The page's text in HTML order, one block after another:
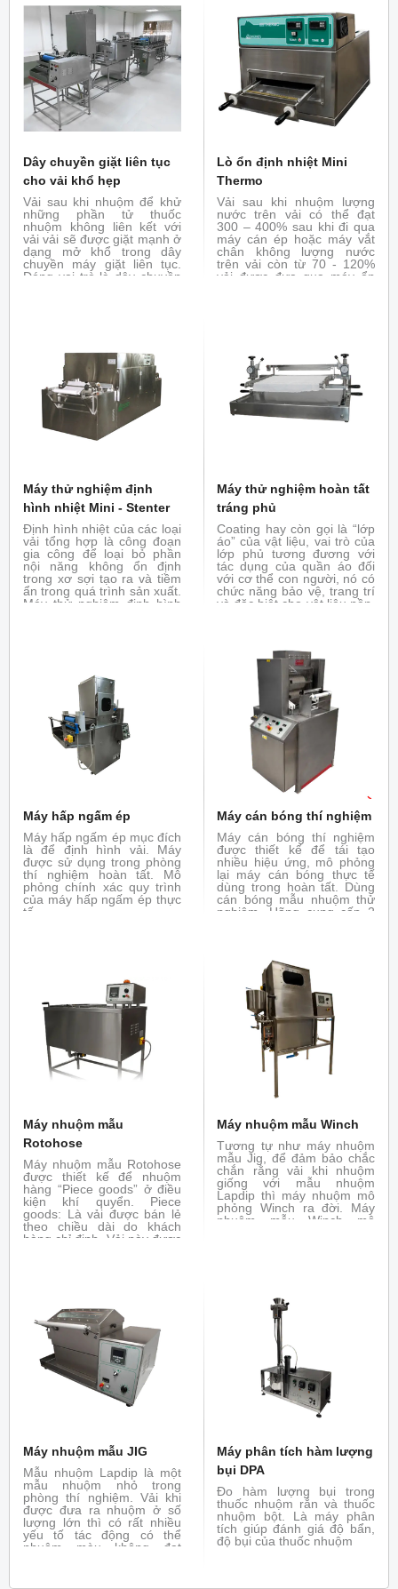
biến đổi tính chất của vải
dưới tác dụng của hóa chất
Dây chuyền giặt liên tục
cho vải khổ hẹp
Vải sau khi nhuộm để khử
những phần tử thuốc
nhuộm không liên kết với
vải vải sẽ được giặt mạnh ở
dạng mở khổ trong dây
chuyền máy giặt liên tục.
Đóng vai trò là dây chuyền
Lò ổn định nhiệt Mini
Thermo
Vải sau khi nhuộm lượng
nước trên vải có thể đạt
300 – 400% sau khi đi qua
máy cán ép hoặc máy vắt
chân không lượng nước
trên vải còn từ 70 - 120%
vải được đưa qua máy ổn
Máy thử nghiệm định
hình nhiệt Mini - Stenter
Định hình nhiệt của các loại
vải tổng hợp là công đoạn
gia công để loại bỏ phần
nội năng không ổn định
trong xơ sợi tạo ra và tiềm
ẩn trong quá trình sản xuất.
Máy thử nghiệm định hình
nghiệm hoàn tất
Máy thử nghiệm hoàn tất
tráng phủ
Coating hay còn gọi là “lớp
áo” của vật liệu, vai trò của
lớp phủ tương đương với
tác dụng của quần áo đối
với cơ thể con người, nó có
chức năng bảo vệ, trang trí
và đặc biệt cho vật liệu nền.
tráng phủ (hồ bột). Máy thử
nghiệm hoàn tất tráng phủ
là thiết bị lý tưởng nó được
thiết kế đặc biệt để bổ sung
cho thiết bị TFO và Mini-
Thermo. Máy mô phỏng lại
các kĩ thuật tráng phủ khác
Máy hấp ngấm ép
Máy hấp ngấm ép mục đích
là để định hình vải. Máy
được sử dụng trong phòng
thí nghiệm hoàn tất. Mô
phỏng chính xác quy trình
của máy hấp ngấm ép thực
tế
Máy cán bóng thí nghiệm
Máy cán bóng thí nghiệm
được thiết kế để tái tạo
nhiều hiệu ứng, mô phỏng
lại máy cán bóng thực tế
dùng trong hoàn tất. Dùng
cán bóng mẫu nhuộm thử
nghiệm. Hãng cung cấp 2
hồng ngoại) điều khiển
nhiệt độ bằng tay. Máy có
sẵn tùy chọn cho các vật
liệu len, giấy, cotton,
polyamide.
Máy nhuộm mẫu
Rotohose
Máy nhuộm mẫu Rotohose
được thiết kế để nhuộm
hàng “Piece goods” ở điều
kiện khí quyển. Piece
goods: Là vải được bán lẻ
theo chiều dài do khách
hàng chỉ định. Vải này được
Máy nhuộm mẫu Winch
Tương tự như máy nhuộm
mẫu Jig, để đảm bảo chắc
chắn rằng vải khi nhuộm
giống với mẫu nhuộm
Lapdip thì máy nhuộm mô
phỏng Winch ra đời. Máy
nhuộm mẫu Winch mô
Máy nhuộm mẫu JIG
Mẫu nhuộm Lapdip là một
mẫu nhuộm nhỏ trong
phòng thí nghiệm. Vải khi
được đưa ra nhuộm ở số
lượng lớn thì có rất nhiều
yếu tố tác động có thể
nhuộm màu không đạt
Máy phân tích hàm lượng
bụi DPA
Đo hàm lượng bụi trong
thuốc nhuộm rắn và thuốc
nhuộm bột. Là máy phân
tích giúp đánh giá độ bẩn,
độ bụi của thuốc nhuộm